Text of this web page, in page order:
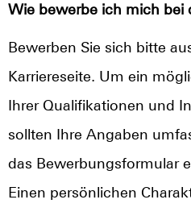
Wie bewerbe ich mich bei
Bewerben Sie sich bitte
Karriereseite. Um ein
Ihrer Qualifikationen und
sollten Ihre Angaben
das Bewerbungsformular
Einen persönlichen